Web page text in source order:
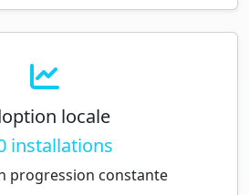
locale
installations
progression constante